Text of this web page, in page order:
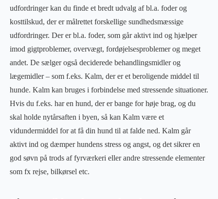
udfordringer kan du finde et bredt udvalg af bl.a. foder og
kosttilskud, der er målrettet forskellige sundhedsmæssige
udfordringer. Der er bl.a. foder, som går aktivt ind og hjælper
imod gigtproblemer, overvægt, fordøjelsesproblemer og meget
andet. De sælger også deciderede behandlingsmidler og
lægemidler – som f.eks. Kalm, der er et beroligende middel til
hunde. Kalm kan bruges i forbindelse med stressende situationer.
Hvis du f.eks. har en hund, der er bange for høje brag, og du
skal holde nytårsaften i byen, så kan Kalm være et
vidundermiddel for at få din hund til at falde ned. Kalm går
aktivt ind og dæmper hundens stress og angst, og det sikrer en
god søvn på trods af fyrværkeri eller andre stressende elementer
som fx rejse, bilkørsel etc.